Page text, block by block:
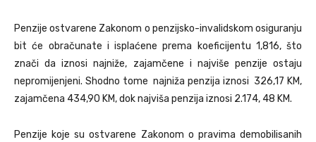
Penzije ostvarene Zakonom o penzijsko-invalidskom osiguranju
bit će obračunate i isplaćene prema koeficijentu 1,816, što
znači da iznosi najniže, zajamčene i najviše penzije ostaju
nepromijenjeni. Shodno tome najniža penzija iznosi 326,17 KM,
zajamčena 434,90 KM, dok najviša penzija iznosi 2.174, 48 KM.
Penzije koje su ostvarene Zakonom o pravima demobilisanih